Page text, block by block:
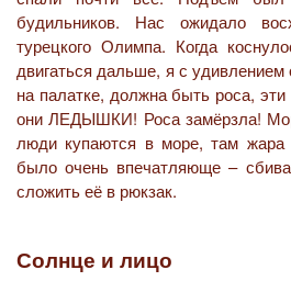
будильников. Нас ожидало
турецкого Олимпа. Когда
двигаться дальше, я с удивлением
на палатке, должна быть роса, эти
они ЛЕДЫШКИ! Роса замёрзла!
люди купаются в море, там
было очень впечатляюще –
сложить её в рюкзак.
Солнце и лицо